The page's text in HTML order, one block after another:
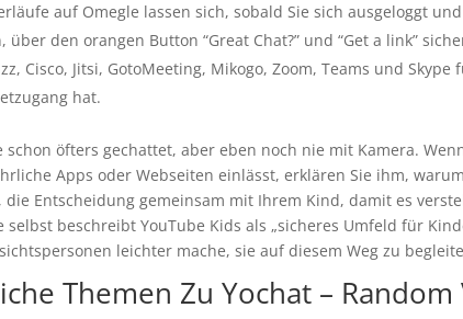
auf Omegle lassen sich, sobald Sie sich ausgeloggt
über den orangen Button “Great Chat?” und “Get a link”
Cisco, Jitsi, GotoMee­ting, Mikogo, Zoom, Teams und
hat.
schon öfters gechattet, aber eben noch nie mit Kamera.
Apps oder Webseiten einlässt, erklären Sie ihm,
die Entscheidung gemeinsam mit Ihrem Kind, damit es
selbst beschreibt YouTube Kids als „sicheres Umfeld für
leichter mache, sie auf diesem Weg zu
Themen Zu Yochat –